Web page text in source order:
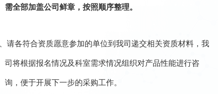
需全部加盖公司鲜章，按照顺序整理。
请各符合资质愿意参加的单位到 我司递交相关资质材料，我
司将根据报名情况及科室需求情况组织对产品性能进行咨
询，便于开展下一步的采购工作。